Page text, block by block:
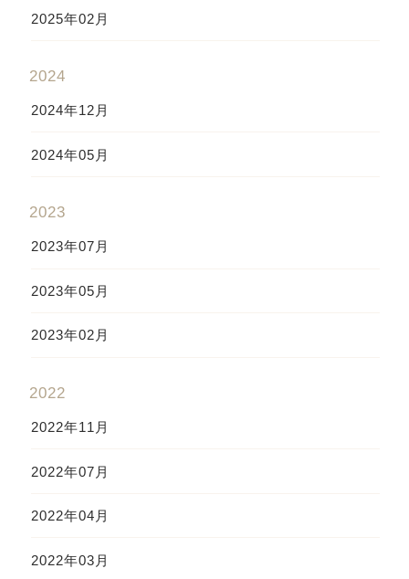
2025年02月
2024
2024年12月
2024年05月
2023
2023年07月
2023年05月
2023年02月
2022
2022年11月
2022年07月
2022年04月
2022年03月